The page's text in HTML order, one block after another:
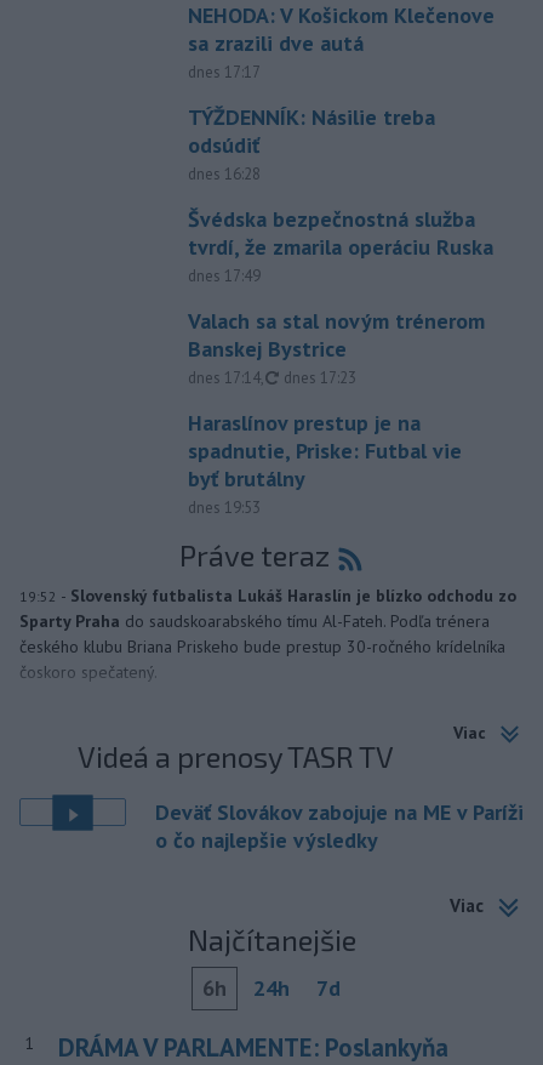
NEHODA: V Košickom Klečenove
sa zrazili dve autá
dnes 17:17
TÝŽDENNÍK: Násilie treba
odsúdiť
dnes 16:28
Švédska bezpečnostná služba
tvrdí, že zmarila operáciu Ruska
dnes 17:49
Valach sa stal novým trénerom
Banskej Bystrice
dnes 17:14, aktualizované
dnes 17:23
Haraslínov prestup je na
spadnutie, Priske: Futbal vie
byť brutálny
dnes 19:53
Práve teraz
19:52 - Slovenský futbalista Lukáš Haraslín je blízko odchodu zo
Sparty Praha do saudskoarabského tímu Al-Fateh. Podľa trénera
českého klubu Briana Priskeho bude prestup 30-ročného krídelníka
čoskoro spečatený.
Viac
Videá a prenosy TASR TV
Deväť Slovákov zabojuje na ME v Paríži
o čo najlepšie výsledky
Viac
Najčítanejšie
6h 24h 7d
1
DRÁMA V PARLAMENTE: Poslankyňa